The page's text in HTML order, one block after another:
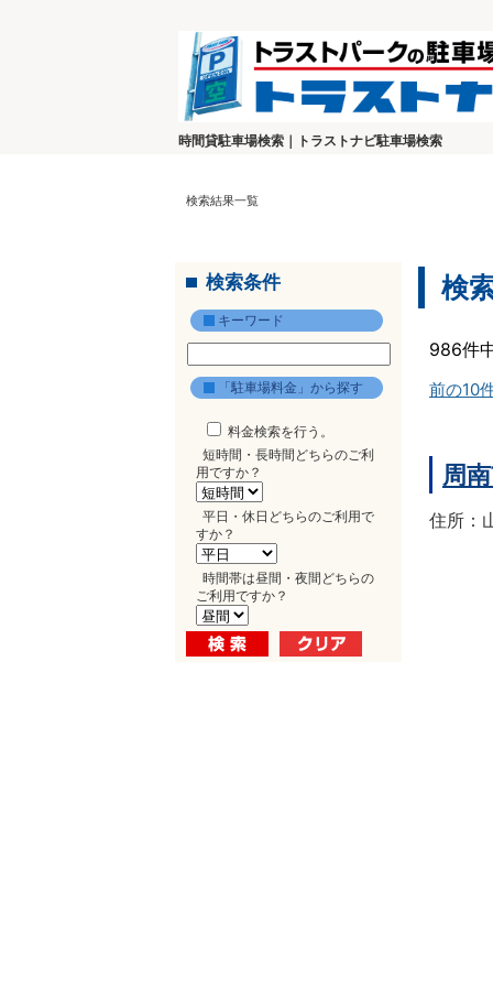
時間貸駐車場検索｜トラストナビ駐車場検索
検索結果一覧
検索条件
キーワード
「駐車場料金」から探す
料金検索を行う。
短時間・長時間どちらのご利
用ですか？
平日・休日どちらのご利用で
すか？
時間帯は昼間・夜間どちらの
ご利用ですか？
検
986件
前の10
周
住所：